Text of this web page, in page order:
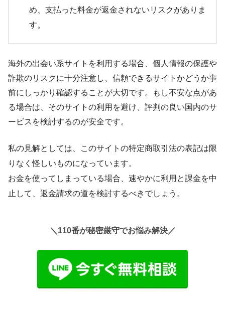
め、支払った料金が返金されないリスクがありま
す。
海外の出会い系サイトを利用する場合、個人情報の保護や
詐欺のリスクに十分注意し、信頼できるサイトかどうか事
前にしっかり確認することが大切です。もし不安な点があ
る場合は、そのサイトの利用を避け、評判の良い国内のサ
ービスを検討するのが安全です。
私の見解としては、このサイトの特定商取引法の表記は限
りなく怪しい ものになっています。
お金を使ってしまっている場合、速やかに利用と課金を中
止して、返金請求の道を検討するべきでしょう。
＼110番が秘密厳守でお悩み解決／